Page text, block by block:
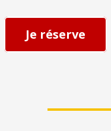
Je réserve